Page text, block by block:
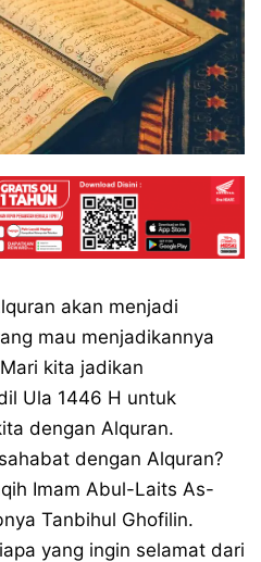
akan menjadi
mau menjadikannya
kita jadikan
Ula 1446 H untuk
dengan Alquran.
dengan Alquran?
Imam Abul-Laits As-
Tanbihul Ghofilin.
yang ingin selamat dari